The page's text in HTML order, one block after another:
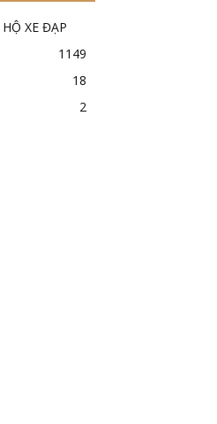
XE ĐẠP
1149
18
2